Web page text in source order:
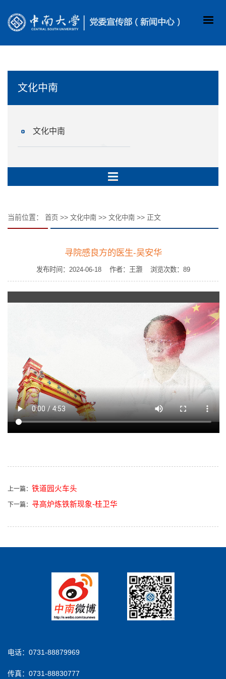
文化中南
文化中南
当前位置： 首页 >> 文化中南 >> 文化中南 >> 正文
寻院感良方的医生-吴安华
发布时间：2024-06-18 作者：王灏 浏览次数： 89
上一篇： 铁道园火车头
下一篇： 寻高炉炼铁新现象-桂卫华
电话：0731-88879969
传真：0731-88830777